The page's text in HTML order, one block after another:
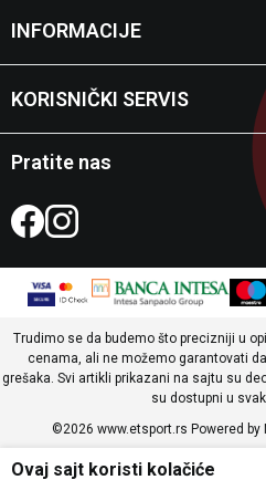
INFORMACIJE
KORISNIČKI SERVIS
Pratite nas
Trudimo se da budemo što precizniji u
cenama, ali ne možemo garantovati
grešaka. Svi artikli prikazani na sajtu su
su dostupni u
©2026 www.etsport.rs Powered by
Ovaj sajt koristi kolačiće